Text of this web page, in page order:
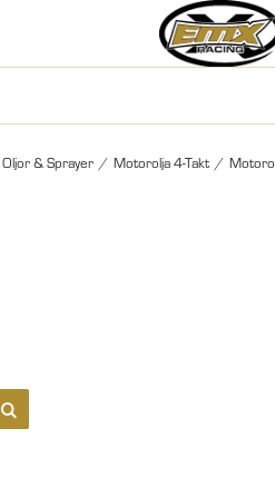
Oljor & Sprayer / Motorolja 4-Takt /